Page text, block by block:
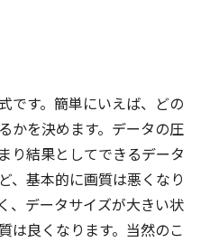
です。簡単にいえば、どの
かを決めます。データの圧
り結果としてできるデータ
、基本的に画質は悪くなり
、データサイズが大きい状
は良くなります。当然のこ